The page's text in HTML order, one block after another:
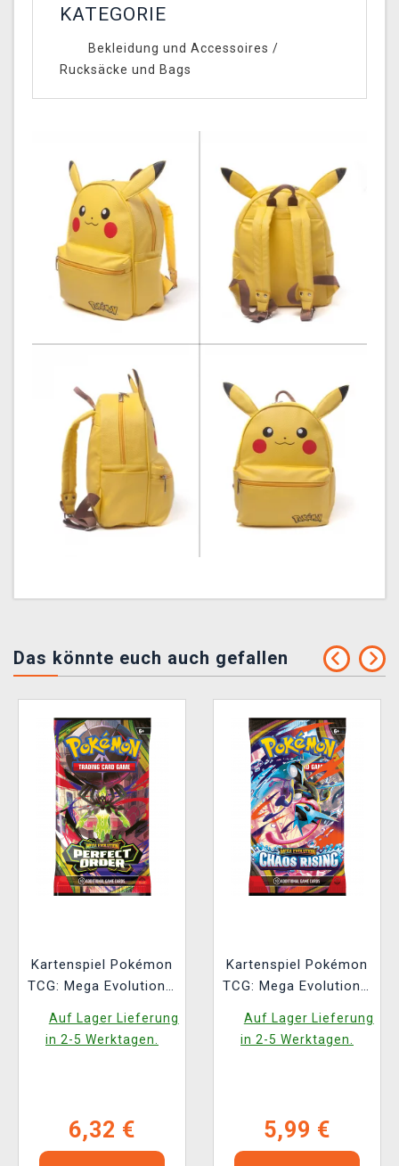
KATEGORIE
Bekleidung und Accessoires /
Rucksäcke und Bags
Das könnte euch auch gefallen
Kartenspiel Pokémon
TCG: Mega Evolution -
(10 Karten)
(ENGLISCHE
Auf Lager Lieferung
in 2-5 Werktagen.
6,32 €
Kartenspiel Pokémon
TCG: Mega Evolution -
Booster (10 Karten)
(ENGLISCHE
Auf Lager Lieferung
in 2-5 Werktagen.
5,99 €